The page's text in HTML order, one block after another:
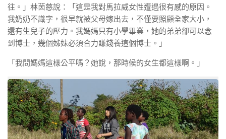
往。」林茵慈說：「這是我對馬拉威女性遭遇很有感的原因。
我奶奶不識字，很早就被父母嫁出去，不僅要照顧全家大小，
還有生兒子的壓力。我媽媽只有小學畢業，她的弟弟卻可以念
到博士，幾個姊妹必須合力賺錢養這個博士。」
「我問媽媽這樣公平嗎？她說，那時候的女生都這樣啊。」